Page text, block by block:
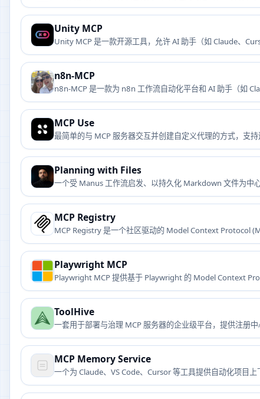
Unity MCP
Unity MCP 是一款开源工具，允许 AI 助手（如 Claude、
n8n-MCP
n8n-MCP 是一款为 n8n 工作流自动化平台和 AI 助手（如
建和管理 n8n 工作流。
MCP Use
最简单的与 MCP 服务器交互并创建自定义代理的方式，支持
Planning with Files
一个受 Manus 工作流启发、以持久化 Markdown 文件为中
MCP Registry
MCP Registry 是一个社区驱动的 Model Context Protocol
Playwright MCP
Playwright MCP 提供基于 Playwright 的 Model Context
ToolHive
一套用于部署与治理 MCP 服务器的企业级平台，提供注册中
MCP Memory Service
一个为 Claude、VS Code、Cursor 等工具提供自动化项目